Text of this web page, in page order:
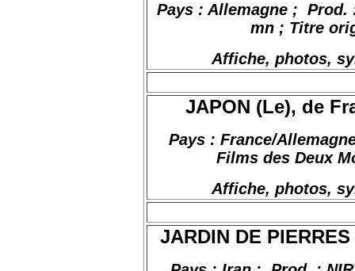
Pays : Allemagne ; Prod.
mn ; Titre
Affiche, photos,
JAPON (Le), de
Pays : France/
Films des Deux
Affiche, photos,
JARDIN DE